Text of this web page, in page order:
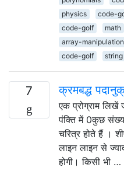
physics
code-
code-golf
math
array-manipulation
code-golf
string
7 क्रमबद्ध
एक प्रोग्राम लिखें
पंक्ति में 0कुछ संख्या
चरित्र होते हैं ।
लाइन लाइन से
होगी। किसी भी …